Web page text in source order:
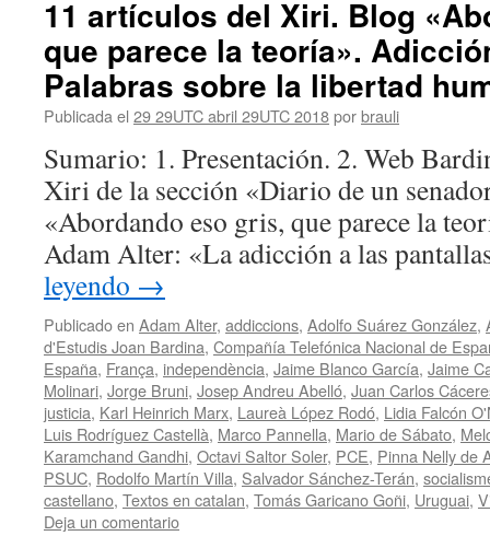
11 artículos del Xiri. Blog
que parece la teoría».
Palabras sobre la libertad
Publicada el 29 29UTC abril 29UTC 2018porbrauli
Sumario: 1. Presentación. 2. Web
Xiri de la sección «Diario de un
«Abordando eso gris, que parece la
Adam Alter: «La adicción a las
leyendo →
Publicado en Adam Alter, addiccions, Adolfo Suárez González,
d'Estudis Joan Bardina, Compañía Telefónica Nacional de
España, França, independència, Jaime Blanco García, Jaime
Molinari, Jorge Bruni, Josep Andreu Abelló, Juan Carlos
justicia, Karl Heinrich Marx, Laureà López Rodó, Lidia Falcón
Luis Rodríguez Castellà, Marco Pannella, Mario de Sábato,
Karamchand Gandhi, Octavi Saltor Soler, PCE, Pinna Nelly de
PSUC, Rodolfo Martín Villa, Salvador Sánchez-Terán,
castellano, Textos en catalan, Tomás Garicano Goñi, Uruguai,
Deja un comentario